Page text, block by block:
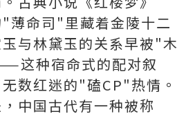
薄命司"里藏着金陵十二
与林黛玉的关系早被"木
这种宿命式的配对叙
数红迷的"磕CP"热情。
中国古代有一种被称